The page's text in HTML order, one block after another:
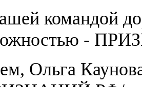
командой
-
Ольга